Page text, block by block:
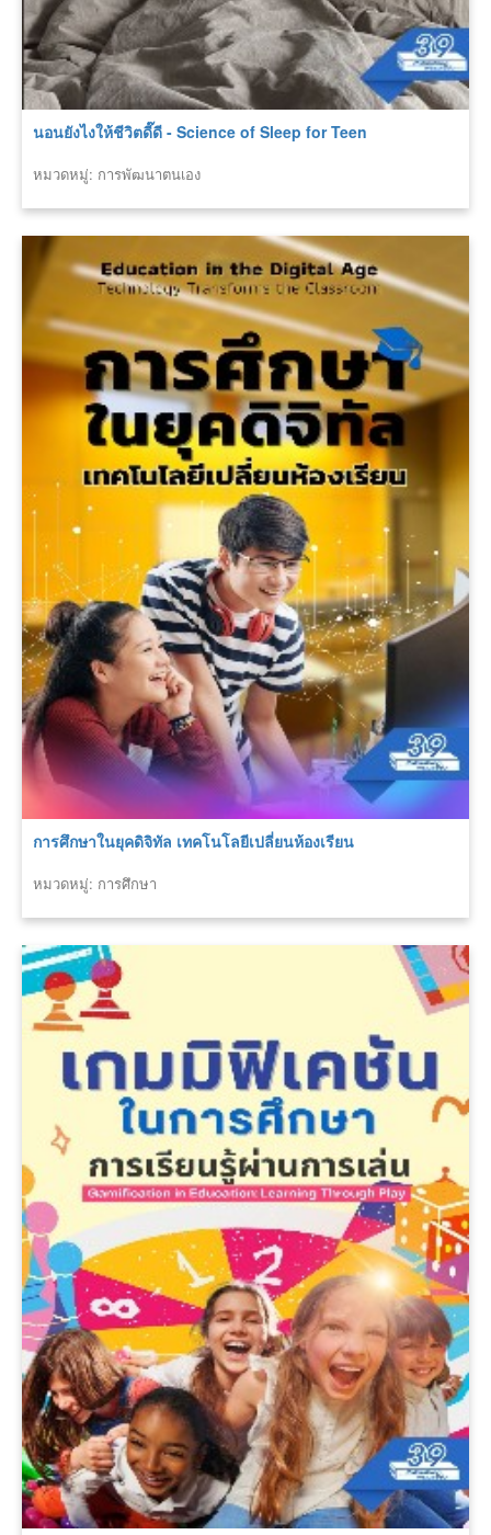
นอนยังไงให้ชีวิตดี๊ดี - Science of Sleep for Teen
หมวดหมู่: การพัฒนาตนเอง
การศึกษาในยุคดิจิทัล เทคโนโลยีเปลี่ยนห้องเรียน
หมวดหมู่: การศึกษา